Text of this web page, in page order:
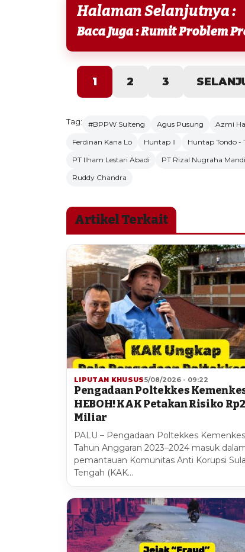
Halaman Selanjutnya :
Baca Juga : Rumit Problem
1 2 3
Tag: #BPPW Sulteng Agus Pusung Azmi
Ferdinan Kana Lo
Huntap II Huntap Tondo -
PT Ilham Lestari Abadi
PT Rizal Nugraha
Ruddy Chandra
Artikel Terkait
LIPUTAN KHUSUS5/08/2026 - 09:22
Pengadaan Poltekkes
HEBOH! KAK Petakan Risiko
Miliar
PALU – Pengadaan Poltekkes
Tahun Anggaran 2023–2024 masuk
pemantauan Komunitas Anti Korupsi
Tengah (KAK…